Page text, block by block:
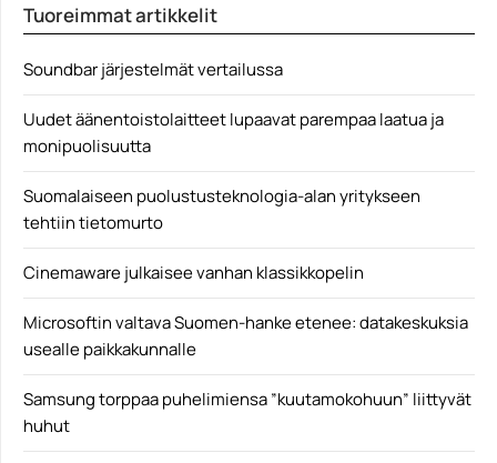
Tuoreimmat artikkelit
Soundbar järjestelmät vertailussa
Uudet äänentoistolaitteet lupaavat parempaa laatua ja
monipuolisuutta
Suomalaiseen puolustusteknologia-alan yritykseen
tehtiin tietomurto
Cinemaware julkaisee vanhan klassikkopelin
Microsoftin valtava Suomen-hanke etenee: datakeskuksia
usealle paikkakunnalle
Samsung torppaa puhelimiensa ”kuutamokohuun” liittyvät
huhut